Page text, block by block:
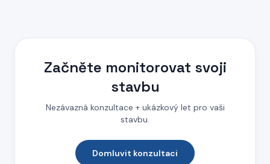
Začněte monitorovat svoji
stavbu
Nezávazná konzultace + ukázkový let pro vaši
stavbu.
Domluvit konzultaci